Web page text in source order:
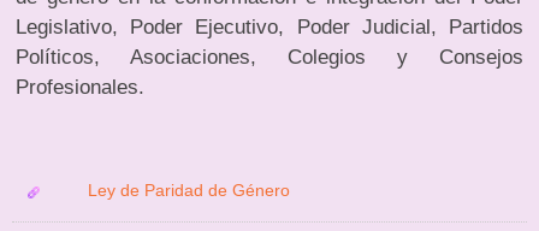
Legislativo, Poder Ejecutivo, Poder Judicial, Partidos
Políticos, Asociaciones, Colegios y Consejos
Profesionales.
Ley de Paridad de Género